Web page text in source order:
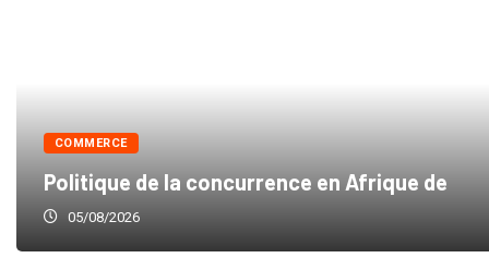
COMMERCE
Politique de la concurrence en Afrique de
05/08/2026